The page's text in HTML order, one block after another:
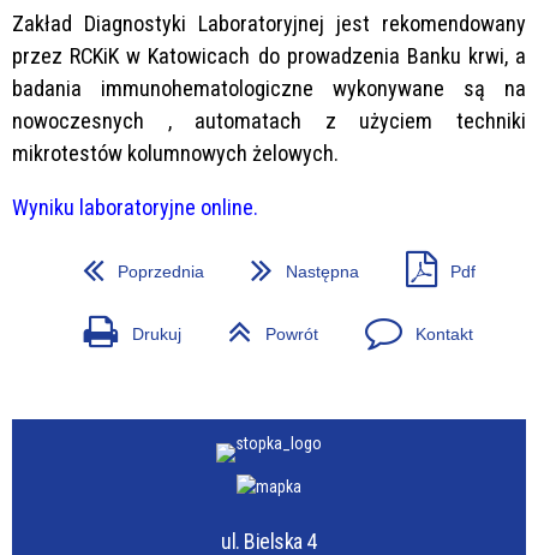
Zakład Diagnostyki Laboratoryjnej jest rekomendowany
przez RCKiK w Katowicach do prowadzenia Banku krwi, a
badania immunohematologiczne wykonywane są na
nowoczesnych , automatach z użyciem techniki
mikrotestów kolumnowych żelowych.
Wyniku laboratoryjne online.
Poprzednia Następna Pdf
Drukuj Powrót Kontakt
ul. Bielska 4